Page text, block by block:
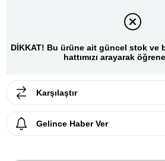
DİKKAT! Bu ürüne ait güncel stok ve
hattımızı arayarak
Karşılaştır
Gelince Haber Ver